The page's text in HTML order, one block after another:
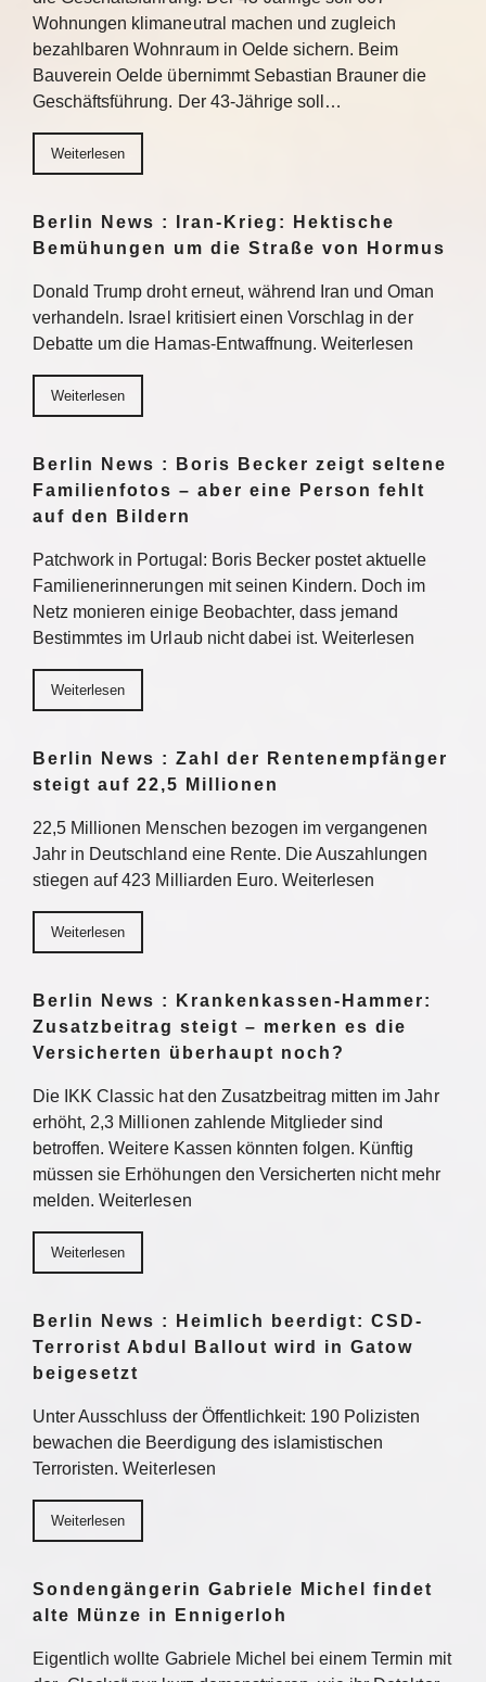
Wohnungen klimaneutral machen und zugleich
bezahlbaren Wohnraum in Oelde sichern. Beim
Bauverein Oelde übernimmt Sebastian Brauner die
Geschäftsführung. Der 43-Jährige soll…
Weiterlesen
Berlin News : Iran-Krieg: Hektische
Bemühungen um die Straße von Hormus
Donald Trump droht erneut, während Iran und Oman
verhandeln. Israel kritisiert einen Vorschlag in der
Debatte um die Hamas-Entwaffnung. Weiterlesen
Weiterlesen
Berlin News : Boris Becker zeigt seltene
Familienfotos – aber eine Person fehlt
auf den Bildern
Patchwork in Portugal: Boris Becker postet aktuelle
Familienerinnerungen mit seinen Kindern. Doch im
Netz monieren einige Beobachter, dass jemand
Bestimmtes im Urlaub nicht dabei ist. Weiterlesen
Weiterlesen
Berlin News : Zahl der Rentenempfänger
steigt auf 22,5 Millionen
22,5 Millionen Menschen bezogen im vergangenen
Jahr in Deutschland eine Rente. Die Auszahlungen
stiegen auf 423 Milliarden Euro. Weiterlesen
Weiterlesen
Berlin News : Krankenkassen-Hammer:
Zusatzbeitrag steigt – merken es die
Versicherten überhaupt noch?
Die IKK Classic hat den Zusatzbeitrag mitten im Jahr
erhöht, 2,3 Millionen zahlende Mitglieder sind
betroffen. Weitere Kassen könnten folgen. Künftig
müssen sie Erhöhungen den Versicherten nicht mehr
melden. Weiterlesen
Weiterlesen
Berlin News : Heimlich beerdigt: CSD-
Terrorist Abdul Ballout wird in Gatow
beigesetzt
Unter Ausschluss der Öffentlichkeit: 190 Polizisten
bewachen die Beerdigung des islamistischen
Terroristen. Weiterlesen
Weiterlesen
Sondengängerin Gabriele Michel findet
alte Münze in Ennigerloh
Eigentlich wollte Gabriele Michel bei einem Termin mit